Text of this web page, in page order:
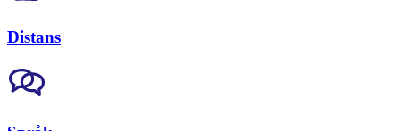
Distans